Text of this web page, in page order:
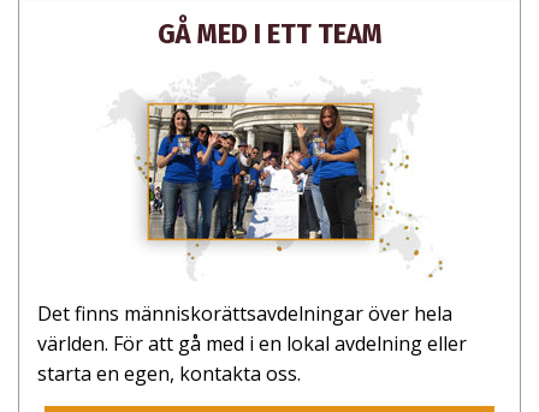
GÅ MED I ETT TEAM
Det finns människorätts­avdelningar över hela
världen. För att gå med i en lokal avdelning eller
starta en egen, kontakta oss.